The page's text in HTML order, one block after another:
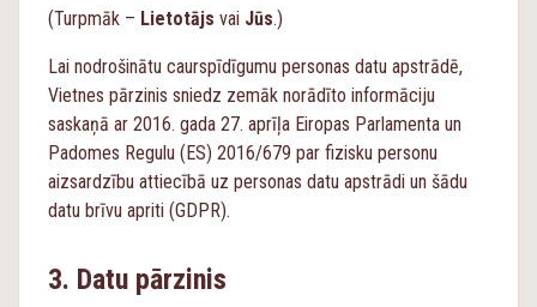
(Turpmāk – Lietotājs vai Jūs.)
Lai nodrošinātu caurspīdīgumu personas datu apstrādē,
Vietnes pārzinis sniedz zemāk norādīto informāciju
saskaņā ar 2016. gada 27. aprīļa Eiropas Parlamenta un
Padomes Regulu (ES) 2016/679 par fizisku personu
aizsardzību attiecībā uz personas datu apstrādi un šādu
datu brīvu apriti (GDPR).
Datu pārzinis